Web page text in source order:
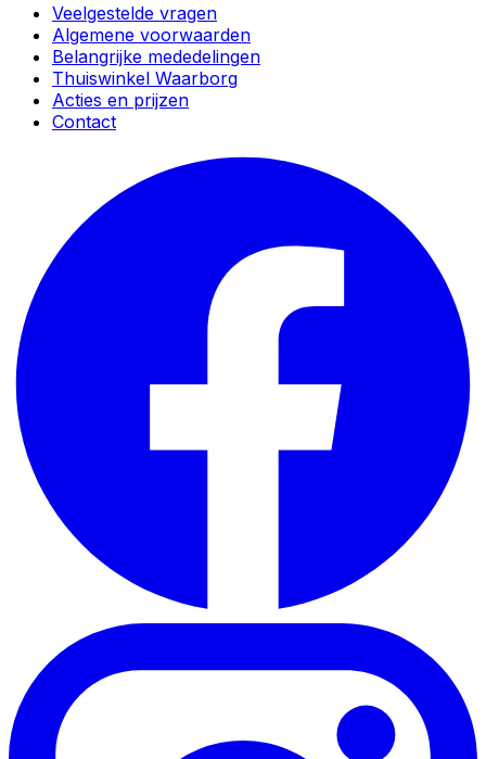
Veelgestelde vragen
Algemene voorwaarden
Belangrijke mededelingen
Thuiswinkel Waarborg
Acties en prijzen
Contact